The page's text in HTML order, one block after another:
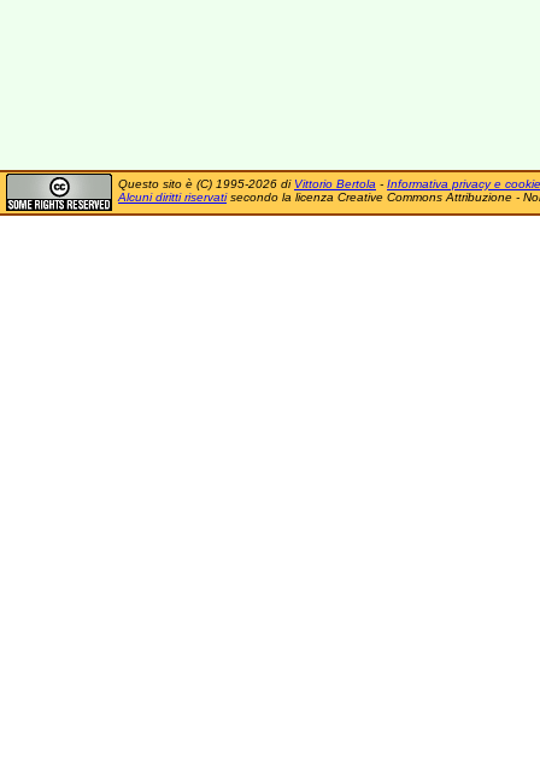
Questo sito è (C) 1995-2026 di Vittorio Bertola - Informativa privacy e cookie
Alcuni diritti riservatisecondo la licenza Creative Commons Attribuzione -